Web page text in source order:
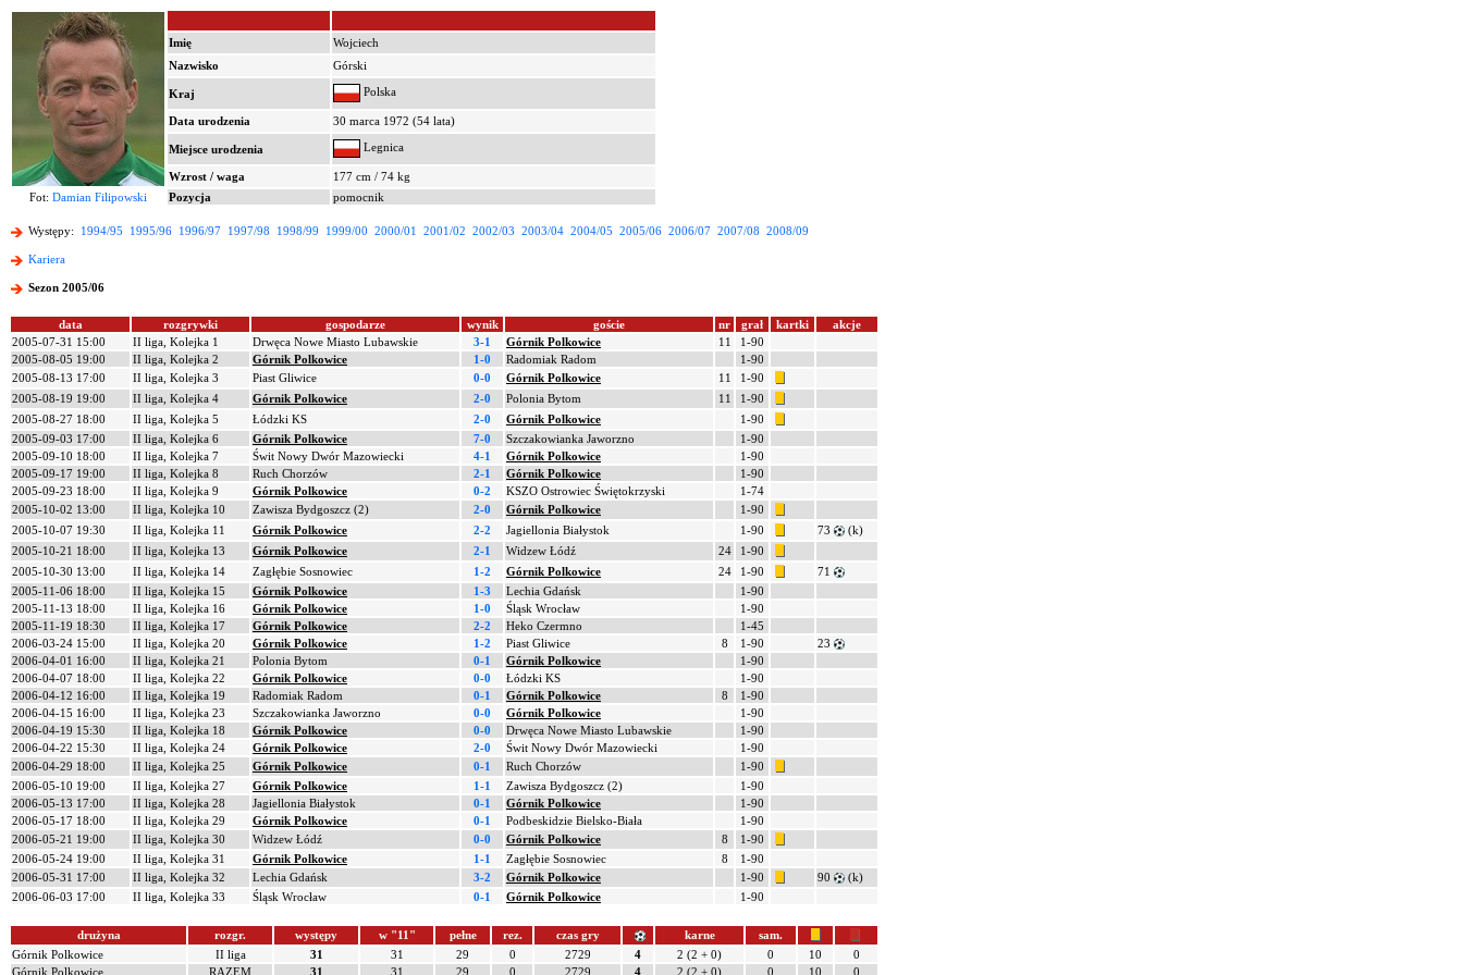
Imię
Wojciech
Nazwisko
Górski
Kraj Polska
Data urodzenia 30 marca 1972 (54 lata)
Miejsce urodzenia Legnica
Wzrost / waga
177 cm / 74 kg
Fot: Damian Filipowski Pozycja pomocnik
Występy: 1994/95 1995/96 1996/97 1997/98 1998/99 1999/00 2000/01 2001/02 2002/03 2003/04 2004/05 2005/06 2006/07 2007/08 2008/09
Kariera
Sezon 2005/06
data rozgrywki gospodarze wynik goście nr grał kartki
akcje
2005-07-31 15:00
II liga, Kolejka 1 Drwęca Nowe Miasto Lubawskie 3-1 Górnik Polkowice 11
1-90
2005-08-05 19:00
II liga, Kolejka 2 Górnik Polkowice 1-0 Radomiak Radom
1-90
2005-08-13 17:00
II liga, Kolejka 3 Piast Gliwice 0-0 Górnik Polkowice 11
1-90
2005-08-19 19:00
II liga, Kolejka 4 Górnik Polkowice 2-0 Polonia Bytom 11
1-90
2005-08-27 18:00
II liga, Kolejka 5 Łódzki KS 2-0 Górnik Polkowice
1-90
2005-09-03 17:00
II liga, Kolejka 6 Górnik Polkowice 7-0 Szczakowianka Jaworzno
1-90
2005-09-10 18:00
II liga, Kolejka 7 Świt Nowy Dwór Mazowiecki 4-1 Górnik Polkowice
1-90
2005-09-17 19:00
II liga, Kolejka 8 Ruch Chorzów 2-1 Górnik Polkowice
1-90
2005-09-23 18:00
II liga, Kolejka 9 Górnik Polkowice 0-2 KSZO Ostrowiec Świętokrzyski
1-74
2005-10-02 13:00
II liga, Kolejka 10 Zawisza Bydgoszcz (2) 2-0 Górnik Polkowice
1-90
2005-10-07 19:30
II liga, Kolejka 11 Górnik Polkowice 2-2 Jagiellonia Białystok 1-90 73
(k)
2005-10-21 18:00
II liga, Kolejka 13 Górnik Polkowice 2-1 Widzew Łódź 24
1-90
2005-10-30 13:00
II liga, Kolejka 14 Zagłębie Sosnowiec 1-2 Górnik Polkowice 24 1-90
71
2005-11-06 18:00
II liga, Kolejka 15 Górnik Polkowice 1-3 Lechia Gdańsk
1-90
2005-11-13 18:00
II liga, Kolejka 16 Górnik Polkowice 1-0 Śląsk Wrocław
1-90
2005-11-19 18:30
II liga, Kolejka 17 Górnik Polkowice 2-2 Heko Czermno
1-45
2006-03-24 15:00
II liga, Kolejka 20 Górnik Polkowice 1-2 Piast Gliwice 8 1-90
23
2006-04-01 16:00
II liga, Kolejka 21 Polonia Bytom 0-1 Górnik Polkowice
1-90
2006-04-07 18:00
II liga, Kolejka 22 Górnik Polkowice 0-0 Łódzki KS
1-90
2006-04-12 16:00
II liga, Kolejka 19 Radomiak Radom 0-1 Górnik Polkowice 8
1-90
2006-04-15 16:00
II liga, Kolejka 23 Szczakowianka Jaworzno 0-0 Górnik Polkowice
1-90
2006-04-19 15:30
II liga, Kolejka 18 Górnik Polkowice 0-0 Drwęca Nowe Miasto Lubawskie
1-90
2006-04-22 15:30
II liga, Kolejka 24 Górnik Polkowice 2-0 Świt Nowy Dwór Mazowiecki
1-90
2006-04-29 18:00
II liga, Kolejka 25 Górnik Polkowice 0-1 Ruch Chorzów
1-90
2006-05-10 19:00
II liga, Kolejka 27 Górnik Polkowice 1-1 Zawisza Bydgoszcz (2)
1-90
2006-05-13 17:00
II liga, Kolejka 28 Jagiellonia Białystok 0-1 Górnik Polkowice
1-90
2006-05-17 18:00
II liga, Kolejka 29 Górnik Polkowice 0-1 Podbeskidzie Bielsko-Biała
1-90
2006-05-21 19:00
II liga, Kolejka 30 Widzew Łódź 0-0 Górnik Polkowice 8
1-90
2006-05-24 19:00
II liga, Kolejka 31 Górnik Polkowice 1-1 Zagłębie Sosnowiec 8
1-90
2006-05-31 17:00
II liga, Kolejka 32 Lechia Gdańsk 3-2 Górnik Polkowice 1-90 90
(k)
2006-06-03 17:00
II liga, Kolejka 33 Śląsk Wrocław 0-1 Górnik Polkowice 1-90
drużyna rozgr. występy w "11" pełne rez. czas gry karne
sam.
Górnik Polkowice
II liga 31 31 29 0 2729 4 2 (2 + 0) 0 10
0
Górnik Polkowice
RAZEM 31 31 29 0 2729 4 2 (2 + 0) 0 10 0